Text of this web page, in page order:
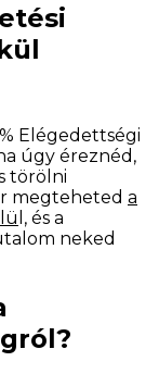
Elégedettségi
úgy éreznéd,
törölni
megteheted a
l, és a
neked